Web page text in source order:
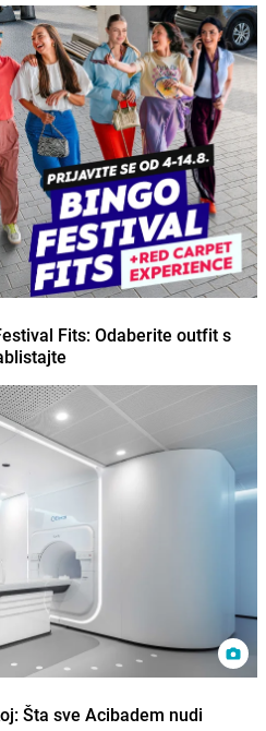
Fits: Odaberite outfit s
Šta sve Acibadem nudi